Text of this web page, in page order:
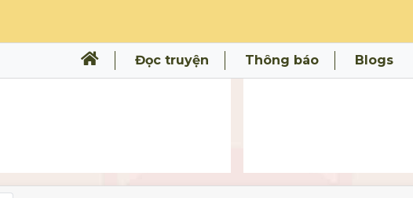
Đọc truyện Thông báo Blogs